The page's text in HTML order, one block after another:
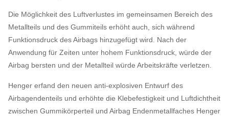
Die Möglichkeit des Luftverlustes im gemeinsamen Bereich des
Metallteils und des Gummiteils erhöht auch, sich während
Funktionsdruck des Airbags hinzugefügt wird. Nach der
Anwendung für Zeiten unter hohem Funktionsdruck, würde der
Airbag bersten und der Metallteil würde Arbeitskräfte verletzen.
Henger erfand den neuen anti-explosiven Entwurf des
Airbagendenteils und erhöhte die Klebefestigkeit und Luftdichtheit
zwischen Gummikörperteil und Airbag Endenmetallfaches Henger